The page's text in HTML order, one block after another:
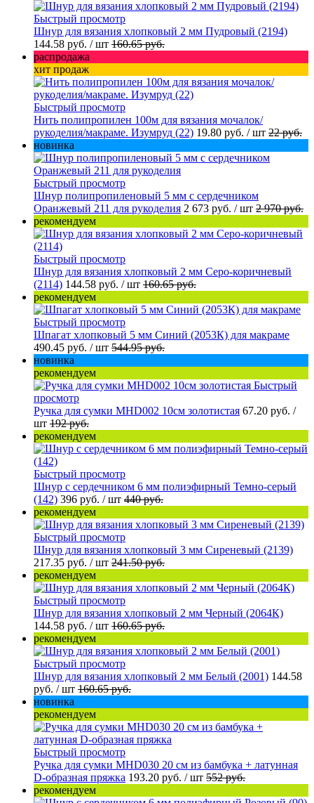
Быстрый просмотр
Шнур для вязания хлопковый 2 мм Пудровый (2194)
144.58 руб. / шт 160.65 руб.
распродажа
хит продаж
Быстрый просмотр
Нить полипропилен 100м для вязания мочалок/
рукоделия/макраме. Изумруд (22) 19.80 руб. / шт 22 руб.
новинка
Быстрый просмотр
Шнур полипропиленовый 5 мм с сердечником
Оранжевый 211 для рукоделия 2 673 руб. / шт 2 970 руб.
рекомендуем
Быстрый просмотр
Шнур для вязания хлопковый 2 мм Серо-коричневый
(2114) 144.58 руб. / шт 160.65 руб.
рекомендуем
Быстрый просмотр
Шпагат хлопковый 5 мм Синий (2053К) для макраме
490.45 руб. / шт 544.95 руб.
новинка
рекомендуем
Быстрый
просмотр
Ручка для сумки MHD002 10см золотистая 67.20 руб. /
шт 192 руб.
рекомендуем
Быстрый просмотр
Шнур с сердечником 6 мм полиэфирный Темно-серый
(142) 396 руб. / шт 440 руб.
рекомендуем
Быстрый просмотр
Шнур для вязания хлопковый 3 мм Сиреневый (2139)
217.35 руб. / шт 241.50 руб.
рекомендуем
Быстрый просмотр
Шнур для вязания хлопковый 2 мм Черный (2064К)
144.58 руб. / шт 160.65 руб.
рекомендуем
Быстрый просмотр
Шнур для вязания хлопковый 2 мм Белый (2001) 144.58
руб. / шт 160.65 руб.
новинка
рекомендуем
Быстрый просмотр
Ручка для сумки MHD030 20 см из бамбука + латунная
D-образная пряжка 193.20 руб. / шт 552 руб.
рекомендуем